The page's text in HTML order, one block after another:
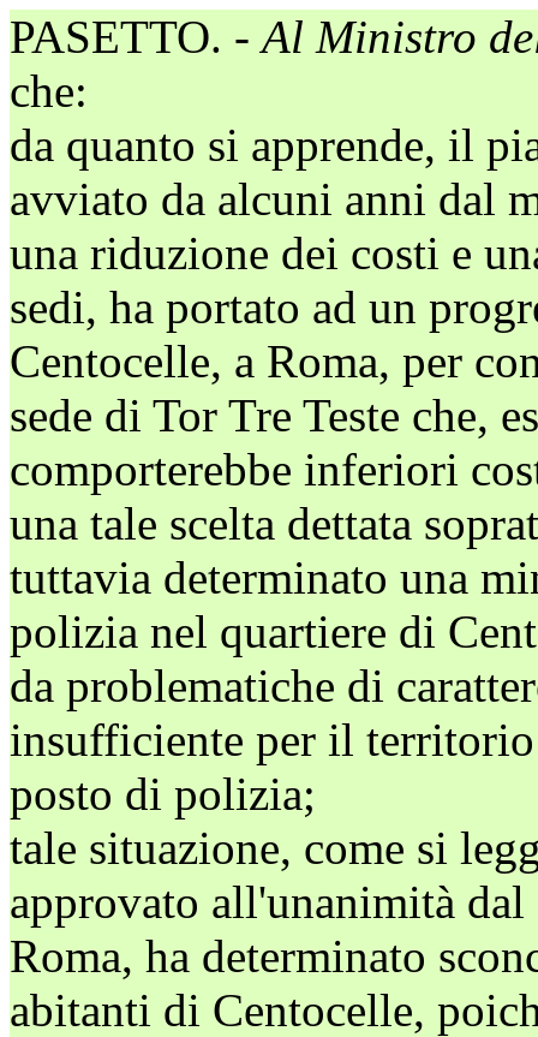
PASETTO. -Al Ministro
che:
da quanto si apprende, il
avviato da alcuni anni dal
una riduzione dei costi e
sedi, ha portato ad un
Centocelle, a Roma, per
sede di Tor Tre Teste che,
comporterebbe inferiori
una tale scelta dettata
tuttavia determinato una
polizia nel quartiere di
da problematiche di
insufficiente per il territorio
posto di polizia;
tale situazione, come si
approvato all'unanimità
Roma, ha determinato
abitanti di Centocelle,